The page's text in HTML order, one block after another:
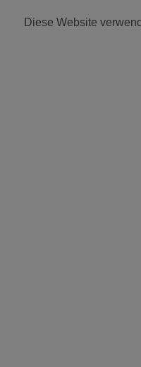
Diese Website